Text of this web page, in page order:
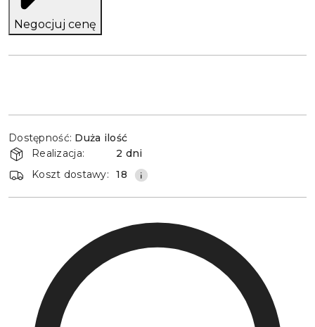
Negocjuj cenę
i
dostawa
Dostępność: Duża ilość
Realizacja:
2 dni
Koszt dostawy:
18